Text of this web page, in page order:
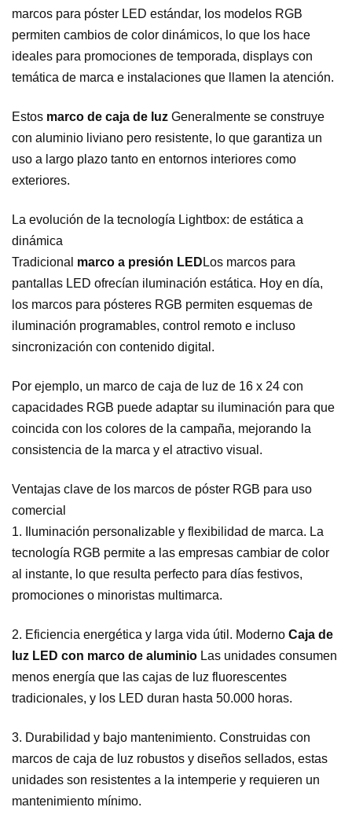
marcos para póster LED estándar, los modelos RGB
permiten cambios de color dinámicos, lo que los hace
ideales para promociones de temporada, displays con
temática de marca e instalaciones que llamen la atención.
Estos marco de caja de luz Generalmente se construye
con aluminio liviano pero resistente, lo que garantiza un
uso a largo plazo tanto en entornos interiores como
exteriores.
La evolución de la tecnología Lightbox: de estática a
dinámica
Tradicional marco a presión LED Los marcos para
pantallas LED ofrecían iluminación estática. Hoy en día,
los marcos para pósteres RGB permiten esquemas de
iluminación programables, control remoto e incluso
sincronización con contenido digital.
Por ejemplo, un marco de caja de luz de 16 x 24 con
capacidades RGB puede adaptar su iluminación para que
coincida con los colores de la campaña, mejorando la
consistencia de la marca y el atractivo visual.
Ventajas clave de los marcos de póster RGB para uso
comercial
1. Iluminación personalizable y flexibilidad de marca. La
tecnología RGB permite a las empresas cambiar de color
al instante, lo que resulta perfecto para días festivos,
promociones o minoristas multimarca.
2. Eficiencia energética y larga vida útil. Moderno Caja de
luz LED con marco de aluminio Las unidades consumen
menos energía que las cajas de luz fluorescentes
tradicionales, y los LED duran hasta 50.000 horas.
3. Durabilidad y bajo mantenimiento. Construidas con
marcos de caja de luz robustos y diseños sellados, estas
unidades son resistentes a la intemperie y requieren un
mantenimiento mínimo.